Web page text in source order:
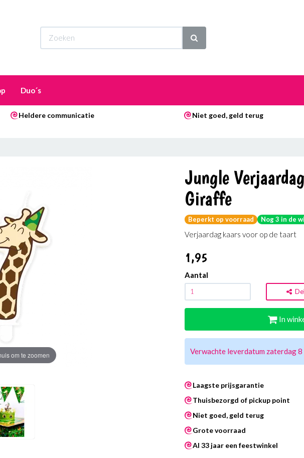
Duo´s
Heldere communicatie Niet goed, geld terug
om te zoomen
Jungle
Giraffe
Beperkt op voorraad Nog 3 in de
Verjaardag kaars voor op de taart
1,95
Aantal
In
Verwachte leverdatum zaterdag 8
Laagste prijsgarantie
Thuisbezorgd of pickup point
Niet goed, geld terug
Grote voorraad
Al 33 jaar een feestwinkel